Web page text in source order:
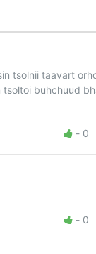
tsolnii taavart
tsoltoi buhchuud
- 0
- 0